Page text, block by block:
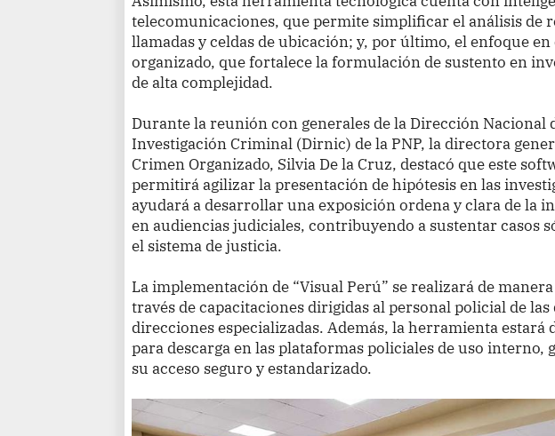
telecomunicaciones, que permite simplificar el análisis de
llamadas y celdas de ubicación; y, por último, el enfoque
organizado, que fortalece la formulación de sustento en
de alta complejidad.
Durante la reunión con generales de la Dirección Nacional
Investigación Criminal (Dirnic) de la PNP, la directora
Crimen Organizado, Silvia De la Cruz, destacó que este
permitirá agilizar la presentación de hipótesis en las
ayudará a desarrollar una exposición ordena y clara de la
en audiencias judiciales, contribuyendo a sustentar casos
el sistema de justicia.
La implementación de “Visual Perú” se realizará de
través de capacitaciones dirigidas al personal policial de
direcciones especializadas. Además, la herramienta estará
para descarga en las plataformas policiales de uso interno,
su acceso seguro y estandarizado.